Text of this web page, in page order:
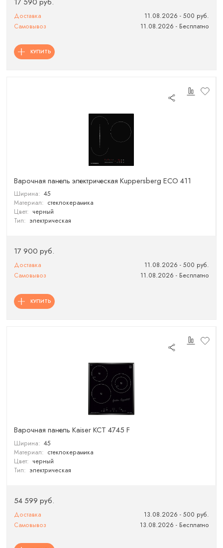
Доставка
11.08.2026 - 500 руб.
Самовывоз
11.08.2026 - Бесплатно
КУПИТЬ
Варочная панель электрическая Kuppersberg ECO 411
Ширина: 45
Материал: стеклокерамика
Цвет: черный
Тип: электрическая
17 900 руб.
Доставка
11.08.2026 - 500 руб.
Самовывоз
11.08.2026 - Бесплатно
КУПИТЬ
Варочная панель Kaiser KCT 4745 F
Ширина: 45
Материал: стеклокерамика
Цвет: черный
Тип: электрическая
54 599 руб.
Доставка
13.08.2026 - 500 руб.
Самовывоз
13.08.2026 - Бесплатно